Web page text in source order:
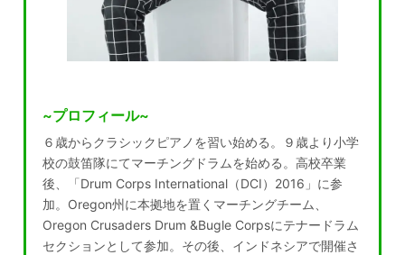
~プロフィール~
６歳からクラシックピアノを習い始める。９歳より小学
校の鼓笛隊にてマーチングドラムを始める。高校卒業
後、「Drum Corps International（DCI）2016」に参
加。Oregon州に本拠地を置くマーチングチーム、
Oregon Crusaders Drum &Bugle Corpsにテナードラム
セクションとして参加。その後、インドネシアで開催さ